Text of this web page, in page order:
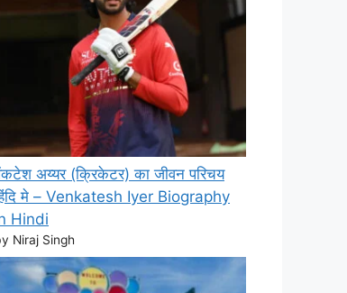
अय्यर (क्रिकेटर) का जीवन परिचय
मे – Venkatesh Iyer Biography
Hindi
Niraj Singh